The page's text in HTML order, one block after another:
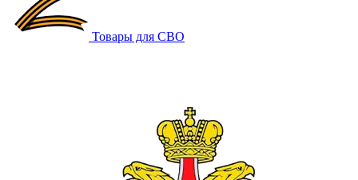
Товары для СВО